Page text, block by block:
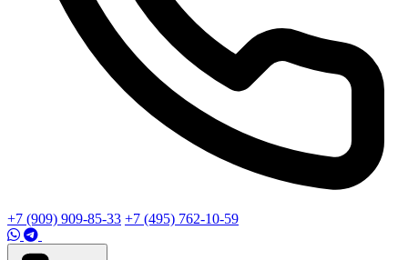
+7 (909) 909-85-33 +7 (495) 762-10-59